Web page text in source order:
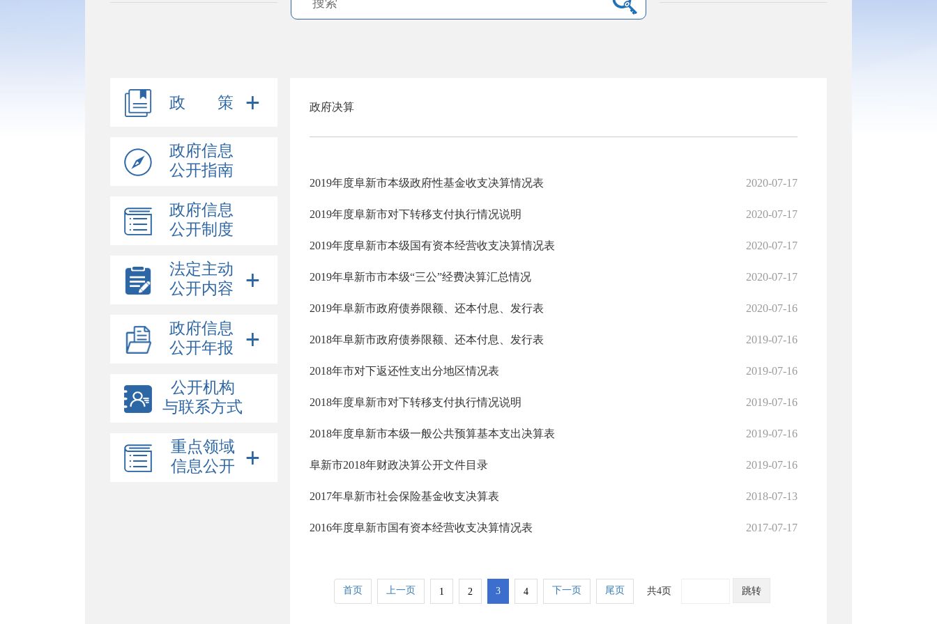
政 策
政府信息
公开指南
政府信息
公开制度
法定主动
公开内容
政府信息
公开年报
公开机构
与联系方式
重点领域
信息公开
政府决算
2019年度阜新市本级政府性基金收支决算情况表 2020-07-17
2019年度阜新市对下转移支付执行情况说明 2020-07-17
2019年度阜新市本级国有资本经营收支决算情况表 2020-07-17
2019年阜新市市本级“三公”经费决算汇总情况 2020-07-17
2019年阜新市政府债券限额、还本付息、发行表 2020-07-16
2018年阜新市政府债券限额、还本付息、发行表 2019-07-16
2018年市对下返还性支出分地区情况表 2019-07-16
2018年度阜新市对下转移支付执行情况说明 2019-07-16
2018年度阜新市本级一般公共预算基本支出决算表 2019-07-16
阜新市2018年财政决算公开文件目录 2019-07-16
2017年阜新市社会保险基金收支决算表 2018-07-13
2016年度阜新市国有资本经营收支决算情况表 2017-07-17
首页 上一页 1 2 3 4 下一页 尾页 共4页 跳转